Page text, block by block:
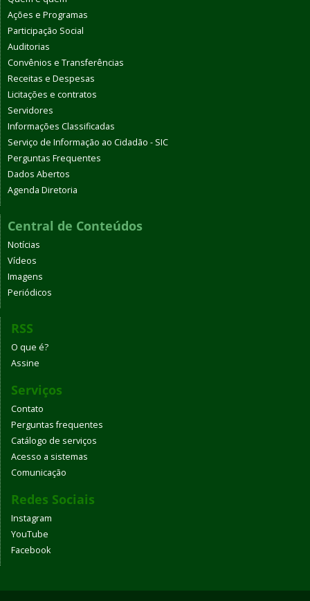
Ações e Programas
Participação Social
Auditorias
Convênios e Transferências
Receitas e Despesas
Licitações e contratos
Servidores
Informações Classificadas
Serviço de Informação ao Cidadão - SIC
Perguntas Frequentes
Dados Abertos
Agenda Diretoria
Central de Conteúdos
Notícias
Vídeos
Imagens
Periódicos
RSS
O que é?
Assine
Serviços
Contato
Perguntas frequentes
Catálogo de serviços
Acesso a sistemas
Comunicação
Redes Sociais
Instagram
YouTube
Facebook